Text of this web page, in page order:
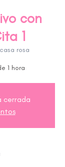
con
1
rosa
1 hora
cerrada